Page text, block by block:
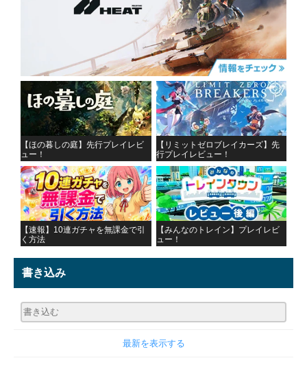
【ほの暮しの庭】先行プレイレビ
ュー！
【リミットゼロブレイカーズ】先
行プレイレビュー！
【速報】10連ガチャを無課金で引
く方法
【みんなのトレイン】プレイレビ
ュー！
書き込み
最新を表示する